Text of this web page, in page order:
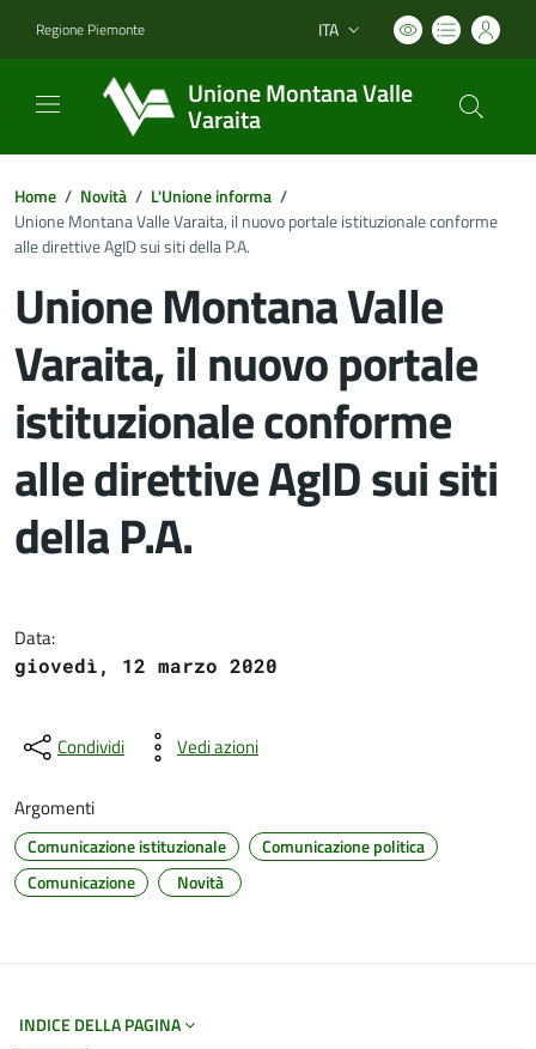
Regione Piemonte Lingua attiva:
ITA
Unione Montana Valle
Varaita
Home / Novità / L'Unione informa /
Unione Montana Valle Varaita, il nuovo portale istituzionale conforme
alle direttive AgID sui siti della P.A.
Unione Montana Valle
Varaita, il nuovo portale
istituzionale conforme
alle direttive AgID sui siti
della P.A.
Data:
giovedì, 12 marzo 2020
Condividi Vedi azioni
Argomenti
Comunicazione istituzionale
Comunicazione politica
Comunicazione
Novità
INDICE DELLA PAGINA